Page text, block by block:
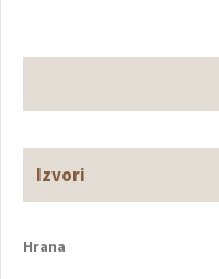
Izvori
Hrana